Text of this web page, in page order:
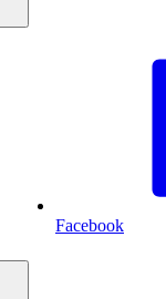
Facebook